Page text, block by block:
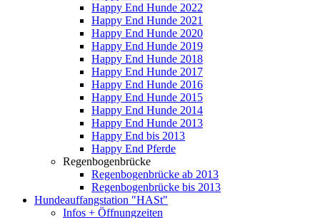
Happy End Hunde 2022
Happy End Hunde 2021
Happy End Hunde 2020
Happy End Hunde 2019
Happy End Hunde 2018
Happy End Hunde 2017
Happy End Hunde 2016
Happy End Hunde 2015
Happy End Hunde 2014
Happy End Hunde 2013
Happy End bis 2013
Happy End Pferde
Regenbogenbrücke
Regenbogenbrücke ab 2013
Regenbogenbrücke bis 2013
Hundeauffangstation "HASt"
Infos + Öffnungzeiten